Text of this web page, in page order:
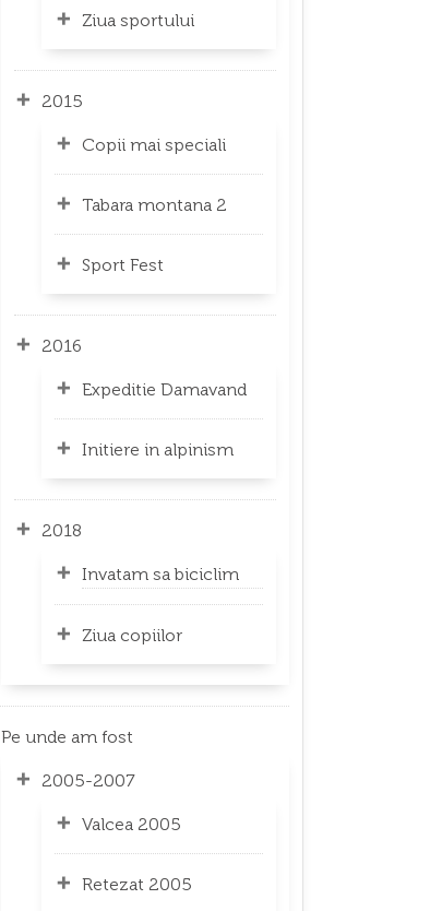
Ziua sportului
2015
Copii mai speciali
Tabara montana 2
Sport Fest
2016
Expeditie Damavand
Initiere in alpinism
2018
Invatam sa biciclim
Ziua copiilor
Pe unde am fost
2005-2007
Valcea 2005
Retezat 2005